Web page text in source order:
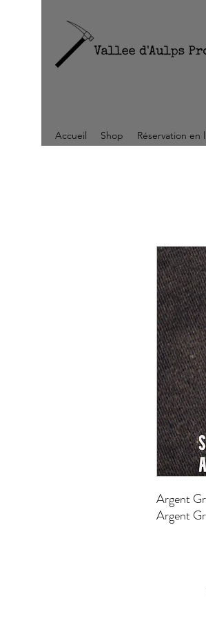
Accueil Shop Réservation en
Argent
Argent